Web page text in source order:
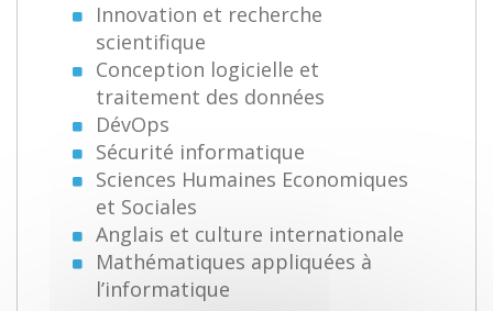
Innovation et recherche
scientifique
Conception logicielle et
traitement des données
DévOps
Sécurité informatique
Sciences Humaines Economiques
et Sociales
Anglais et culture internationale
Mathématiques appliquées à
l’informatique